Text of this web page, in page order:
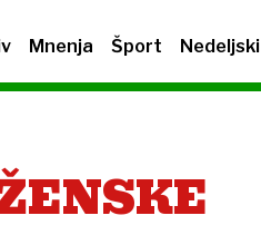
Mnenja Šport Nedeljski